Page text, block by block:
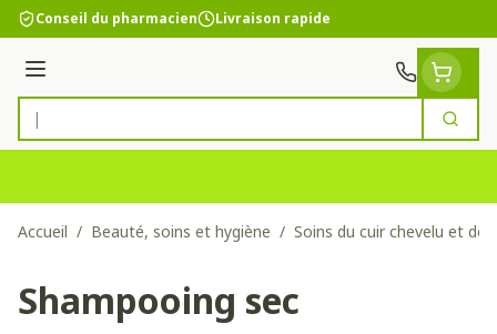
Aller au contenu
Conseil du pharmacien Livraison rapide
Menu
Rechercher
Accueil / Beauté, soins et hygiène / Soins du cuir chevelu et
Shampooing sec